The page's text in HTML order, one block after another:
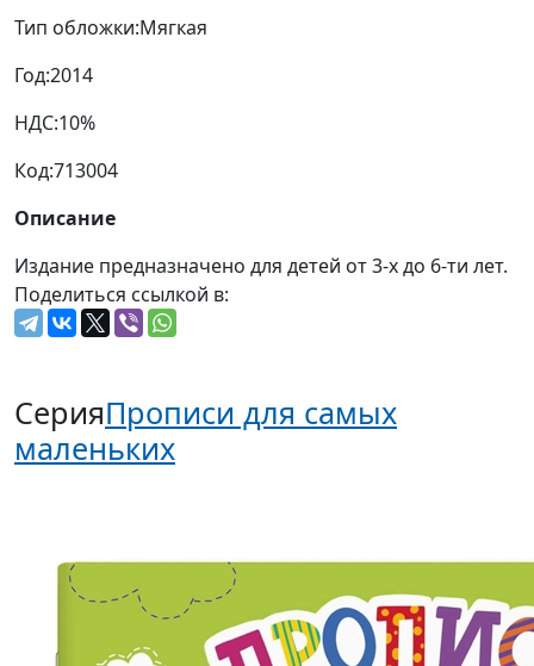
Тип обложки:Мягкая
Год:2014
НДС:10%
Код:713004
Описание
Издание предназначено для детей от 3-х до 6-ти лет.
Поделиться ссылкой в:
СерияПрописи для самых
маленьких